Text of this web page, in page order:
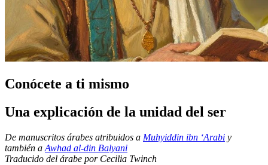
Conócete a ti mismo
Una explicación de la unidad del ser
De manuscritos árabes atribuidos a Muhyiddin ibn ‘Arabi y
también a Awhad al-din Balyani
Traducido del árabe por Cecilia Twinch